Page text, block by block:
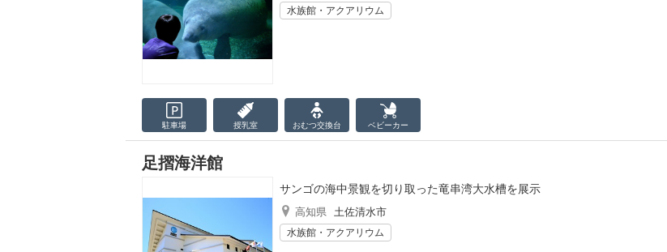
水族館・アクアリウム
駐車場 授乳室 おむつ交換台 ベビーカー
足摺海洋館
サンゴの海中景観を切り取った竜串湾大水槽を展示
高知県 土佐清水市
水族館・アクアリウム